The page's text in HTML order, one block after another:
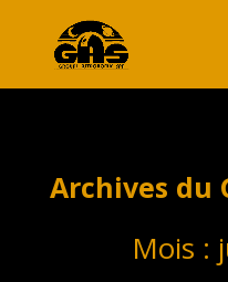
Archives du
Mois :